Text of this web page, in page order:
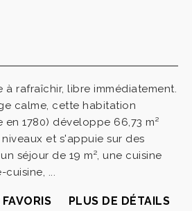
à rafraîchir, libre immédiatement.
calme, cette habitation
1780) développe 66,73 m²
et s'appuie sur des
séjour de 19 m², une cuisine
cuisine, ...
PLUS DE DÉTAILS